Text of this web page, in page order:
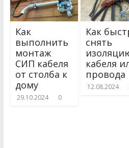
Как
выполнить
монтаж
СИП кабеля
от столба к
дому
29.10.2024 0
Как
снять
кабеля
провода
12.08.2024